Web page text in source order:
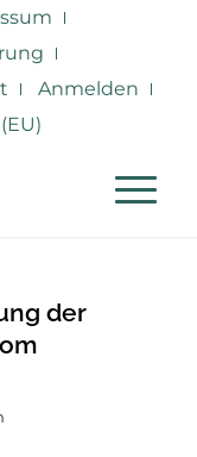
Anmelden
der